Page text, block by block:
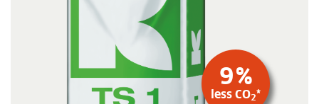
9%
less CO2*